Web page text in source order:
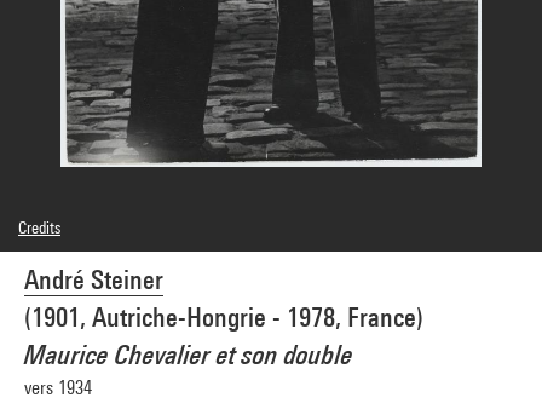
André Steiner
(1901, Autriche-Hongrie - 1978, France)
Maurice Chevalier et son double
vers 1934
Credits
© André Steiner
Photo credits : Centre Pompidou, MNAM-CCI/Samuel Kalika/Dist. GrandPalaisRmn
Image reference : 4N80376
Image presentation :GrandPalaisRmnPhoto